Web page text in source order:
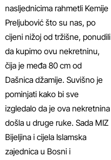
nasljednicima rahmetli Kemije
Preljubović što su nas, po
cijeni nižoj od tržišne, ponudili
da kupimo ovu nekretninu,
čija je međa 80 cm od
Dašnica džamije. Suvišno je
pominjati kako bi sve
izgledalo da je ova nekretnina
došla u druge ruke. Sada MIZ
Bijeljina i cijela Islamska
zajednica u Bosni i